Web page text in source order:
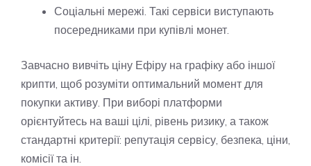
Соціальні мережі. Такі сервіси виступають
посередниками при купівлі монет.
Завчасно вивчіть ціну Ефіру на графіку або іншої
крипти, щоб розуміти оптимальний момент для
покупки активу. При виборі платформи
орієнтуйтесь на ваші цілі, рівень ризику, а також
стандартні критерії: репутація сервісу, безпека, ціни,
комісії та ін.